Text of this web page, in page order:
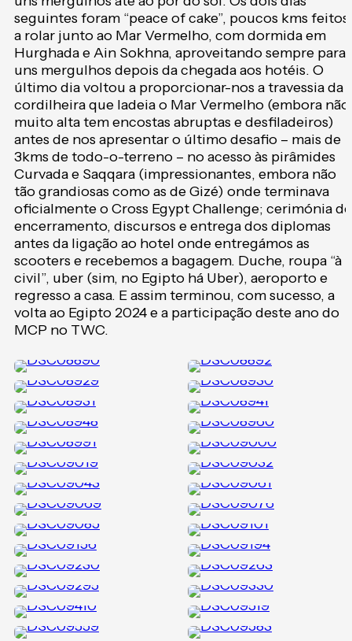
seguintes foram “peace of cake”, poucos kms feitos
a rolar junto ao Mar Vermelho, com dormida em
Hurghada e Ain Sokhna, aproveitando sempre para
uns mergulhos depois da chegada aos hotéis. O
último dia voltou a proporcionar-nos a travessia da
cordilheira que ladeia o Mar Vermelho (embora não
muito alta tem encostas abruptas e desfiladeiros)
antes de nos apresentar o último desafio – mais de
3kms de todo-o-terreno – no acesso às pirâmides
Curvada e Saqqara (impressionantes, embora não
tão grandiosas como as de Gizé) onde terminava
oficialmente o Cross Egypt Challenge; cerimónia de
encerramento, discursos e entrega dos diplomas
antes da ligação ao hotel onde entregámos as
scooters e recebemos a bagagem. Duche, roupa “à
civil”, uber (sim, no Egipto há Uber), aeroporto e
regresso a casa. E assim terminou, com sucesso, a
volta ao Egipto 2024 e a participação deste ano do
MCP no TWC.